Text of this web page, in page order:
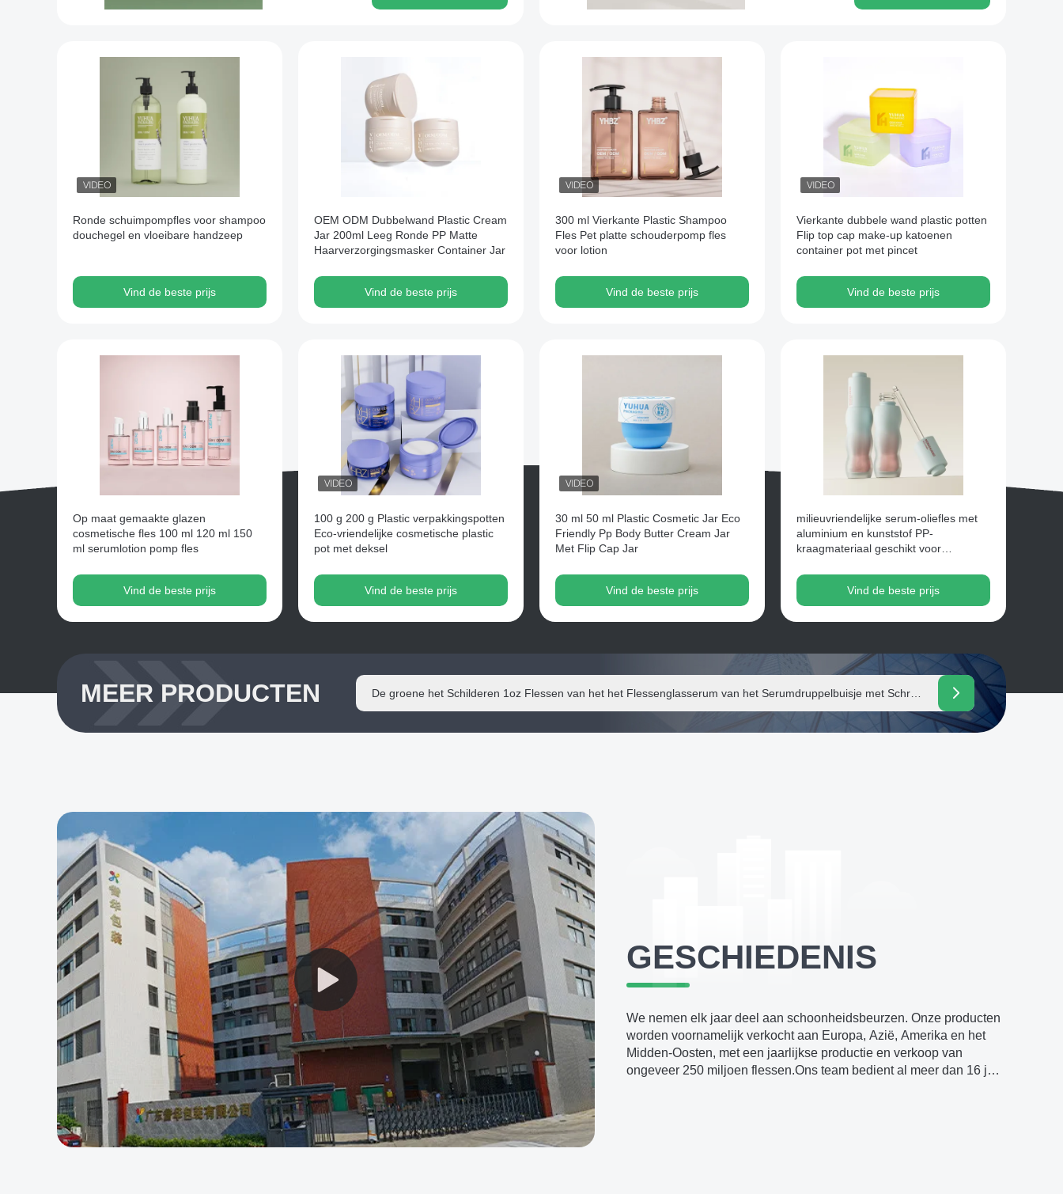
Ronde schuimpompfles voor shampoo
douchegel en vloeibare handzeep
Vind de beste prijs
OEM ODM Dubbelwand Plastic Cream
Jar 200ml Leeg Ronde PP Matte
Haarverzorgingsmasker Container Jar
Vind de beste prijs
300 ml Vierkante Plastic Shampoo
Fles Pet platte schouderpomp fles
voor lotion
Vind de beste prijs
Vierkante dubbele wand plastic potten
Flip top cap make-up katoenen
container pot met pincet
Vind de beste prijs
Op maat gemaakte glazen
cosmetische fles 100 ml 120 ml 150
ml serumlotion pomp fles
Vind de beste prijs
100 g 200 g Plastic verpakkingspotten
Eco-vriendelijke cosmetische plastic
pot met deksel
Vind de beste prijs
30 ml 50 ml Plastic Cosmetic Jar Eco
Friendly Pp Body Butter Cream Jar
Met Flip Cap Jar
Vind de beste prijs
milieuvriendelijke serum-oliefles met
aluminium en kunststof PP-
kraagmateriaal geschikt voor
verpakkingen voor huidverzorging
Vind de beste prijs
MEER PRODUCTEN De luxe Lege 30ml ontruimt Druppelbuisjeflessen Logo Print Cosmetic Packaging
GESCHIEDENIS
We nemen elk jaar deel aan schoonheidsbeurzen. Onze producten
worden voornamelijk verkocht aan Europa, Azië, Amerika en het
Midden-Oosten, met een jaarlijkse productie en verkoop van
ongeveer 250 miljoen flessen.Ons team bedient al meer dan 16 jaar